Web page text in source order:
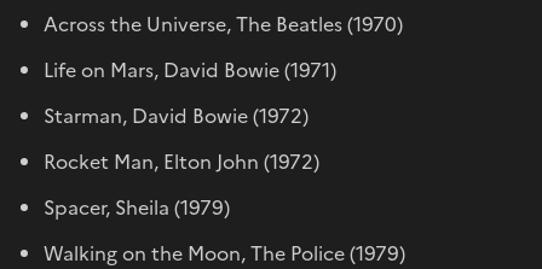
Across the Universe, The Beatles (1970)
Life on Mars, David Bowie (1971)
Starman, David Bowie (1972)
Rocket Man, Elton John (1972)
Spacer, Sheila (1979)
Walking on the Moon, The Police (1979)